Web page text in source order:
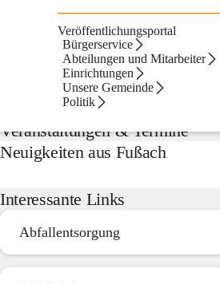
Veröffentlichungsportal
Bürgerservice
Abteilungen und Mitarbeiter
Einrichtungen
Unsere Gemeinde
Politik
Offizielles von der Gemeinde
Veranstaltungen & Termine
Neuigkeiten aus Fußach
Interessante Links
Abfallentsorgung